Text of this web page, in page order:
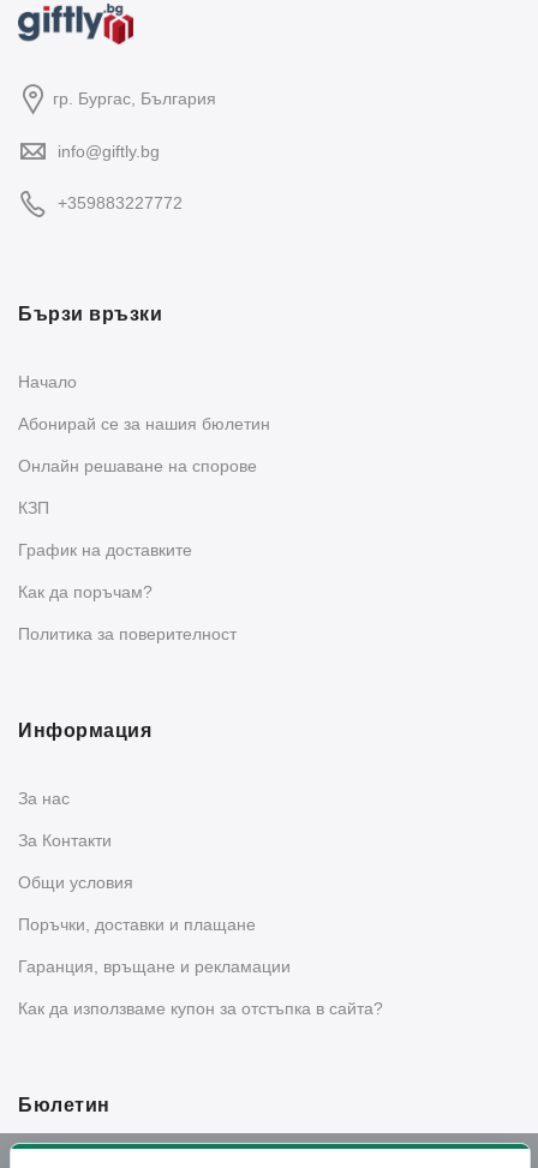
гр. Бургас, България
info@giftly.bg
+359883227772
Бързи връзки
Начало
Абонирай се за нашия бюлетин
Oнлайн решаване на спорове
КЗП
График на доставките
Как да поръчам?
Политика за поверителност
Информация
За нас
За Контакти
Общи условия
Поръчки, доставки и плащане
Гаранция, връщане и рекламации
Как да използваме купон за отстъпка в сайта?
Бюлетин